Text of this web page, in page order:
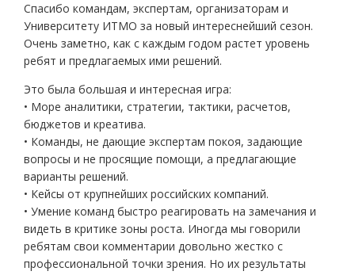
Спасибо командам, экспертам, организаторам и
Университету ИТМО за новый интереснейший сезон.
Очень заметно, как с каждым годом растет уровень
ребят и предлагаемых ими решений.
Это была большая и интересная игра:
• Море аналитики, стратегии, тактики, расчетов,
бюджетов и креатива.
• Команды, не дающие экспертам покоя, задающие
вопросы и не просящие помощи, а предлагающие
варианты решений.
• Кейсы от крупнейших российских компаний.
• Умение команд быстро реагировать на замечания и
видеть в критике зоны роста. Иногда мы говорили
ребятам свои комментарии довольно жестко с
профессиональной точки зрения. Но их результаты